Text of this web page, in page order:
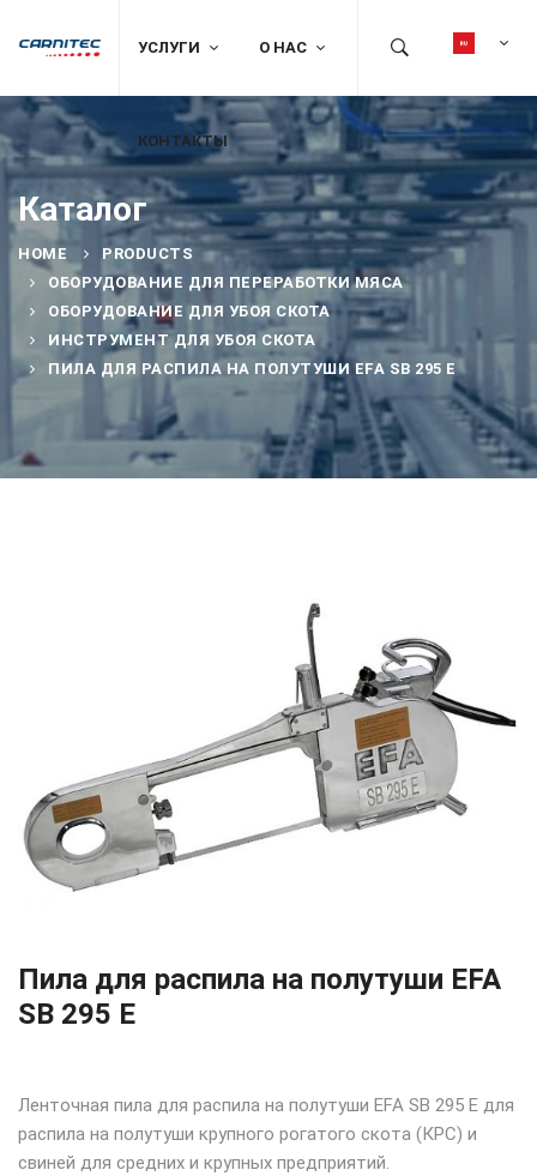
УСЛУГИ О НАС
КОНТАКТЫ
Каталог
HOME
PRODUCTS
ОБОРУДОВАНИЕ ДЛЯ ПЕРЕРАБОТКИ МЯСА
ОБОРУДОВАНИЕ ДЛЯ УБОЯ СКОТА
ИНСТРУМЕНТ ДЛЯ УБОЯ СКОТА
ПИЛА ДЛЯ РАСПИЛА НА ПОЛУТУШИ EFA SB 295 E
Пила для распила на полутуши EFA
SB 295 E
Ленточная пила для распила на полутуши EFA SB 295 E для
распила на полутуши крупного рогатого скота (КРС) и
свиней для средних и крупных предприятий.